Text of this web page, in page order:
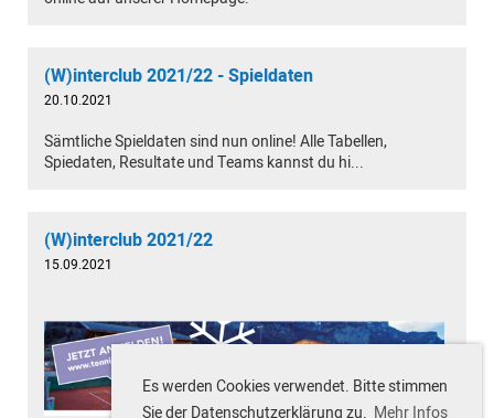
Es werden Cookies verwendet. Bitte stimmen
Sie der Datenschutzerklärung zu. Mehr Infos
(W)interclub 2021/22 - Spieldaten
20.10.2021
Sämtliche Spieldaten sind nun online! Alle Tabellen,
Spiedaten, Resultate und Teams kannst du hi...
(W)interclub 2021/22
15.09.2021